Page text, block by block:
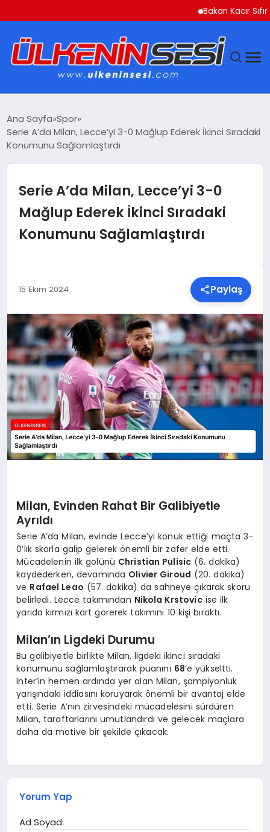
Bakan Kacır Sıfır
SAĞLIK
TEKNOLOJI
YAŞAM
MALATYA HABERLERI
Ana Sayfa Spor
Serie A’da Milan, Lecce’yi 3-0 Mağlup Ederek İkinci Sıradaki
Konumunu Sağlamlaştırdı
Serie A’da Milan, Lecce’yi 3-0
Mağlup Ederek İkinci Sıradaki
Konumunu Sağlamlaştırdı
15 Ekim 2024 Paylaş
Milan, Evinden Rahat Bir Galibiyetle
Ayrıldı
Serie A’da Milan, evinde Lecce’yi konuk ettiği maçta 3-
0’lık skorla galip gelerek önemli bir zafer elde etti.
Mücadelenin ilk golünü Christian Pulisic (6. dakika)
kaydederken, devamında Olivier Giroud (20. dakika)
ve Rafael Leao (57. dakika) da sahneye çıkarak skoru
belirledi. Lecce takımından Nikola Krstovicise ilk
yarıda kırmızı kart görerek takımını 10 kişi bıraktı.
Milan’ın Ligdeki Durumu
Bu galibiyetle birlikte Milan, ligdeki ikinci sıradaki
konumunu sağlamlaştırarak puanını 68‘e yükseltti.
Inter’in hemen ardında yer alan Milan, şampiyonluk
yarışındaki iddiasını koruyarak önemli bir avantaj elde
etti. Serie A’nın zirvesindeki mücadelesini sürdüren
Milan, taraftarlarını umutlandırdı ve gelecek maçlara
daha da motive bir şekilde çıkacak.
Yorum Yap
Ad Soyad: